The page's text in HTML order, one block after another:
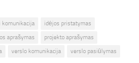
idėjos pristatymas
aprašymas
projekto aprašymas
verslo komunikacija verslo pasiūlymas